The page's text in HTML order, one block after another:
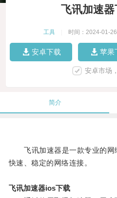
飞讯加速
工具 时间：2024-01-26
安卓下载 苹果
安卓市场
简介
飞讯加速器是一款专业的网
快速、稳定的网络连接。
飞讯加速器ios下载